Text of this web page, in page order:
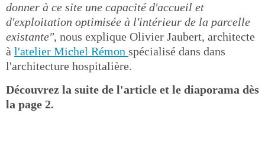
donner à ce site une capacité d'accueil et
d'exploitation optimisée à l'intérieur de la parcelle
existante", nous explique Olivier Jaubert, architecte
à l'atelier Michel Rémon spécialisé dans dans
l'architecture hospitalière.
Découvrez la suite de l'article et le diaporama dès
la page 2.